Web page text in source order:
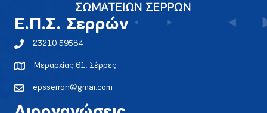
E.Π.Σ. Σερρών
23210 59584
Μεραρχίας 61, Σέρρες
epsserron@gmai.com